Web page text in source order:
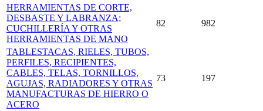
HERRAMIENTAS DE CORTE,
DESBASTE Y LABRANZA;
CUCHILLERÍA Y OTRAS
HERRAMIENTAS DE MANO
82 982
TABLESTACAS, RIELES, TUBOS,
PERFILES, RECIPIENTES,
CABLES, TELAS, TORNILLOS,
AGUJAS, RADIADORES Y OTRAS
MANUFACTURAS DE HIERRO O
ACERO
73 197